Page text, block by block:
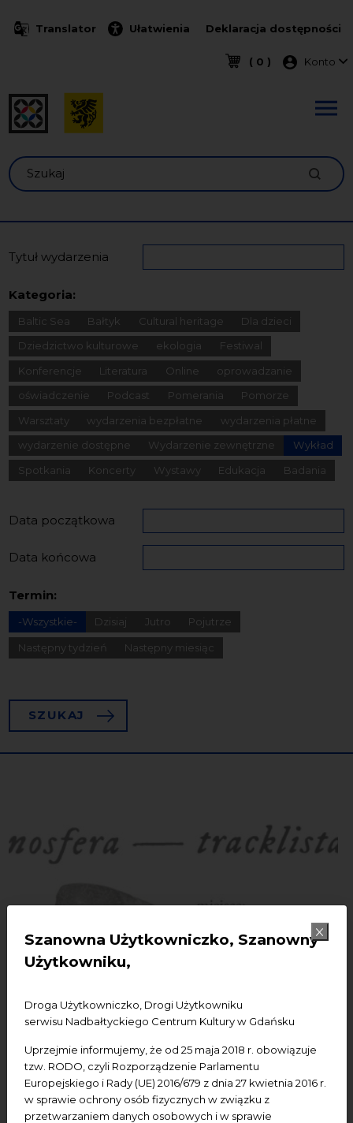
Szanowna Użytkowniczko, Szanowny
Użytkowniku,
Droga Użytkowniczko, Drogi Użytkowniku
serwisu Nadbałtyckiego Centrum Kultury w Gdańsku
Uprzejmie informujemy, że od 25 maja 2018 r. obowiązuje
tzw. RODO, czyli Rozporządzenie Parlamentu
Europejskiego i Rady (UE) 2016/679 z dnia 27 kwietnia 2016 r.
w sprawie ochrony osób fizycznych w związku z
przetwarzaniem danych osobowych i w sprawie
Translator Ułatwienia Deklaracja dostępności
( 0 ) Menu
Konto
Szukaj
Tytuł wydarzenia
Kategoria:
Baltic Sea Bałtyk Cultural heritage
Dla dzieci
Dziedzictwo kulturowe
ekologia
Festiwal
Konferencje
Literatura Online
oprowadzanie
oświadczenie
Podcast Pomerania
Pomorze
Warsztaty
wydarzenia bezpłatne
wydarzenia płatne
wydarzenie dostępne
Wydarzenie zewnętrzne
Wykład
Spotkania
Koncerty Wystawy Edukacja Badania
Data początkowa
Data końcowa
Termin:
-Wszystkie- Dzisiaj Jutro Pojutrze
Następny tydzień Następny miesiąc
SZUKAJ
22
22/09/2026